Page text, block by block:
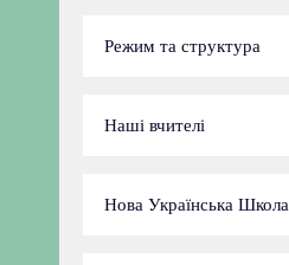
Режим та структура
Наші вчителі
Нова Українська Школа